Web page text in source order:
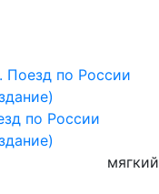
по России
мягкий